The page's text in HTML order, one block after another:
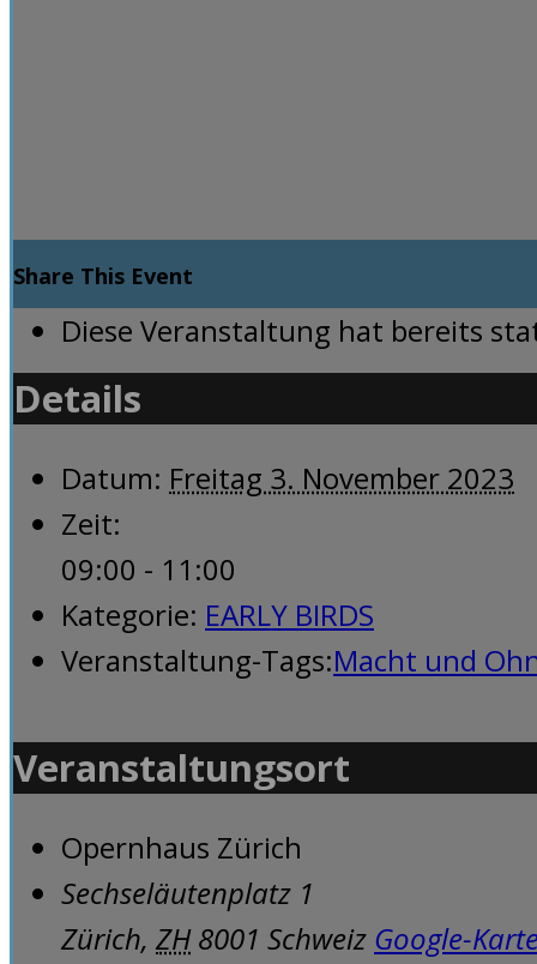
Share This Event
Diese Veranstaltung hat bereits
Details
Datum: Freitag 3. November 2023
Zeit:
09:00 - 11:00
Kategorie: EARLY BIRDS
Veranstaltung-Tags:Macht und
Veranstaltungsort
Opernhaus Zürich
Sechseläutenplatz 1
Zürich, ZH 8001 Schweiz Google-